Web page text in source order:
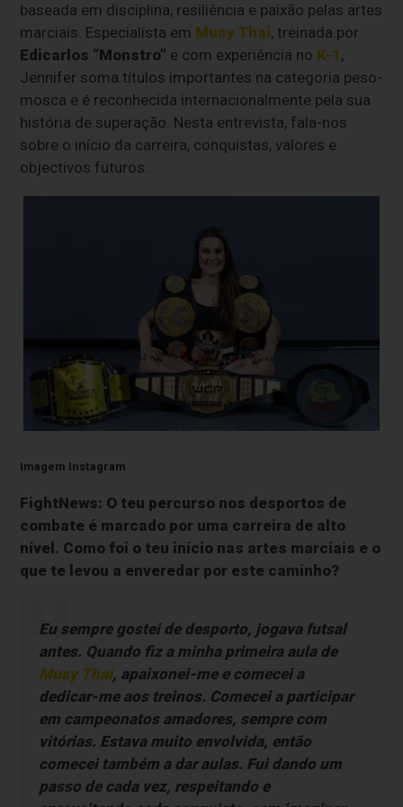
baseada em disciplina, resiliência e paixão pelas artes
marciais. Especialista em Muay Thai, treinada por
Edicarlos “Monstro” e com experiência no K-1 ,
Jennifer soma títulos importantes na categoria peso-
mosca e é reconhecida internacionalmente pela sua
história de superação. Nesta entrevista, fala-nos
sobre o início da carreira, conquistas, valores e
objectivos futuros.
Imagem Instagram
FightNews: O teu percurso nos desportos de
combate é marcado por uma carreira de alto
nível. Como foi o teu início nas artes marciais e o
que te levou a enveredar por este caminho?
Eu sempre gostei de desporto, jogava futsal
antes. Quando fiz a minha primeira aula de
Muay Thai, apaixonei-me e comecei a
dedicar-me aos treinos. Comecei a participar
em campeonatos amadores, sempre com
vitórias. Estava muito envolvida, então
comecei também a dar aulas. Fui dando um
passo de cada vez, respeitando e